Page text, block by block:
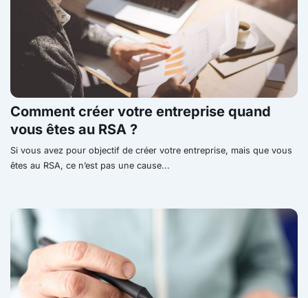
Comment créer votre entreprise quand
vous êtes au RSA ?
Si vous avez pour objectif de créer votre entreprise, mais que vous
êtes au RSA, ce n’est pas une cause...